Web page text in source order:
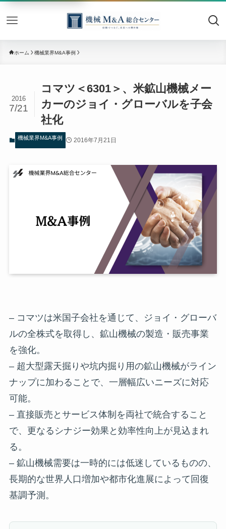
機械
ホーム 機械業界M&A事例
コマツ＜6301＞、米鉱山機械メー
カーのジョイ・グローバルを子会
社化
2016
7/21
機械業界M&A事例 2016年7月21日
– コマツは米国子会社を通じて、ジョイ・グローバ
ルの全株式を取得し、鉱山機械の製造・販売事業
を強化。
– 超大型露天掘りや坑内掘り用の鉱山機械がライン
ナップに加わることで、一層幅広いニーズに対応
可能。
– 直接販売とサービス体制を両社で統合すること
で、更なるシナジー効果と効率性向上が見込まれ
る。
– 鉱山機械需要は一時的には低迷しているものの、
長期的な世界人口増加や都市化進展によって回復
基調予測。